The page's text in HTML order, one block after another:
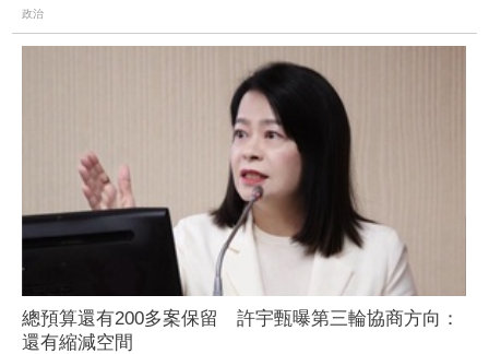
政治
總預算還有200多案保留 許宇甄曝第三輪協商方向：
還有縮減空間